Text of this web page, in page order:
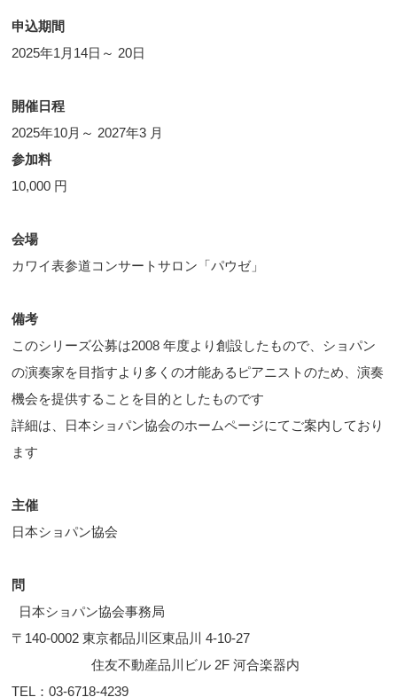
申込期間
2025年1月14日～ 20日
開催日程
2025年10月～ 2027年3 月
参加料
10,000 円
会場
カワイ表参道コンサートサロン「パウゼ」
備考
このシリーズ公募は2008 年度より創設したもので、ショパン
の演奏家を目指すより多くの才能あるピアニストのため、演奏
機会を提供することを目的としたものです
詳細は、日本ショパン協会のホームページにてご案内しており
ます
主催
日本ショパン協会
問
日本ショパン協会事務局
〒140-0002 東京都品川区東品川 4-10-27
住友不動産品川ビル 2F 河合楽器内
TEL：03-6718-4239